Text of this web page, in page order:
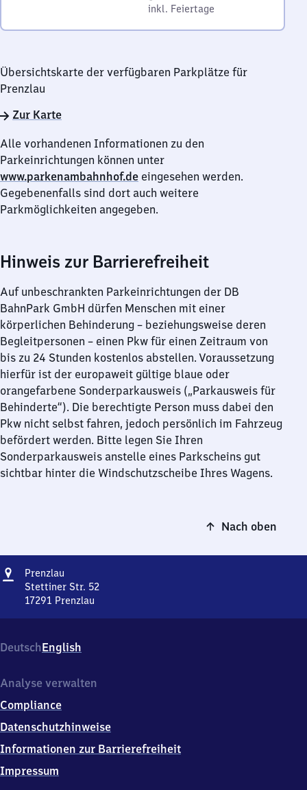
2
Prenzlau
Uhr
inkl. Feiertage
Übersichtskarte der verfügbaren Parkplätze für
Prenzlau
Zur Karte
Alle vorhandenen Informationen zu den
Parkeinrichtungen können unter
www.parkenambahnhof.de eingesehen werden.
Gegebenenfalls sind dort auch weitere
Parkmöglichkeiten angegeben.
Hinweis zur Barrierefreiheit
Auf unbeschrankten Parkeinrichtungen der DB
BahnPark GmbH dürfen Menschen mit einer
körperlichen Behinderung – beziehungsweise deren
Begleitpersonen – einen Pkw für einen Zeitraum von
bis zu 24 Stunden kostenlos abstellen. Voraussetzung
hierfür ist der europaweit gültige blaue oder
orangefarbene Sonderparkausweis („Parkausweis für
Behinderte“). Die berechtigte Person muss dabei den
Pkw nicht selbst fahren, jedoch persönlich im Fahrzeug
befördert werden. Bitte legen Sie Ihren
Sonderparkausweis anstelle eines Parkscheins gut
sichtbar hinter die Windschutzscheibe Ihres Wagens.
Nach oben
Adresse
Prenzlau
Stettiner Str. 52
17291 Prenzlau
Str.
52,
7
9
1
DeutschEnglish
Analyse verwalten
Compliance
Datenschutzhinweise
Informationen zur Barrierefreiheit
Impressum